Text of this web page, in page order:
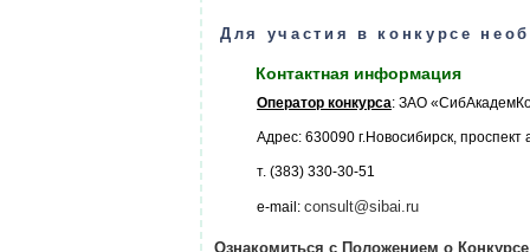
Для участия в конкурсе
Контактная информация
Оператор конкурса: ЗАО
Адрес: 630090 г.Новосибирск,
т. (383) 330-30-51
e-mail: consult@sibai.ru
Ознакомиться с Положением о Конкурсе